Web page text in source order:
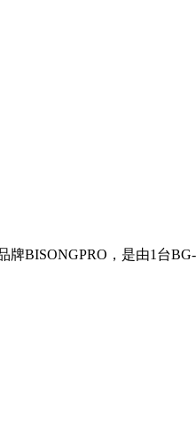
BISONGPRO，是由1台